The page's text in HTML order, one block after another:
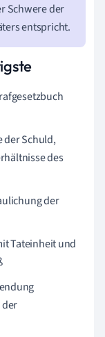
Schwere der
entspricht.
der Schuld,
des
der
Tateinheit und